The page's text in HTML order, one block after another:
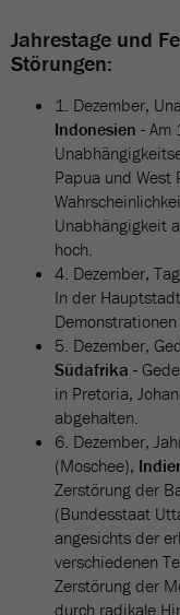
Jahrestage und
Störungen:
1. Dezember,
Indonesien - Am
Papua und West
Unabhängigkeit
hoch.
4. Dezember,
In der
5. Dezember,
Südafrika -
in Pretoria,
abgehalten.
6. Dezember,
(Moschee),
Zerstörung der
(Bundesstaat
angesichts der
verschiedenen
Zerstörung der
durch radikale